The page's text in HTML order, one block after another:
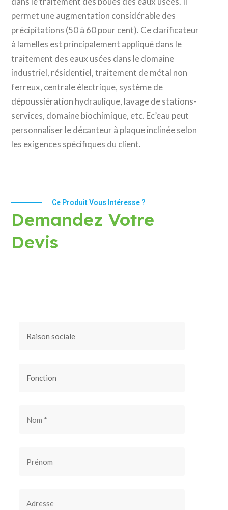
permet une augmentation considérable des
précipitations (50 à 60 pour cent). Ce clarificateur
à lamelles est principalement appliqué dans le
traitement des eaux usées dans le domaine
industriel, résidentiel, traitement de métal non
ferreux, centrale électrique, système de
dépoussiération hydraulique, lavage de stations-
services, domaine biochimique, etc. Ec’eau peut
personnaliser le décanteur à plaque inclinée selon
les exigences spécifiques du client.
Ce Produit Vous Intéresse ?
Demandez Votre
Devis